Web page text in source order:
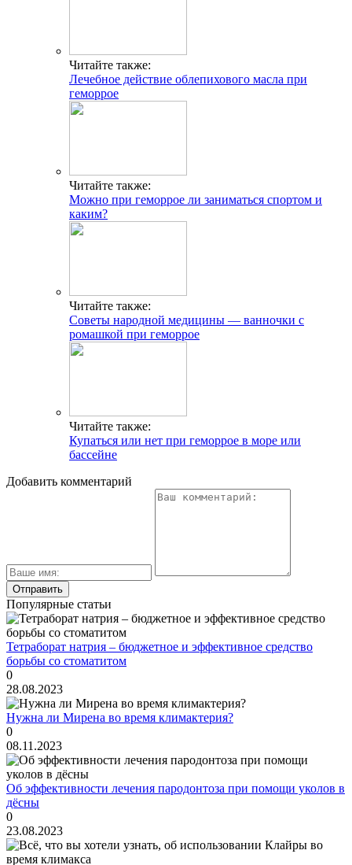
Читайте также:
Лечебное действие облепихового масла при
геморрое
Читайте также:
Можно при геморрое ли заниматься спортом и
каким?
Читайте также:
Советы народной медицины — ванночки с
ромашкой при геморрое
Читайте также:
Купаться или нет при геморрое в море или
бассейне
Добавить комментарий
Популярные статьи
Тетраборат натрия – бюджетное и эффективное средство
борьбы со стоматитом
0
28.08.2023
Нужна ли Мирена во время климактерия?
0
08.11.2023
Об эффективности лечения пародонтоза при помощи уколов в
дёсны
0
23.08.2023